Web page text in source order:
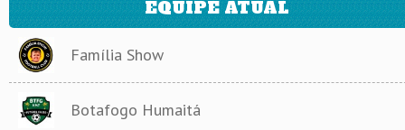
EQUIPE ATUAL
Família Show
Botafogo Humaitá